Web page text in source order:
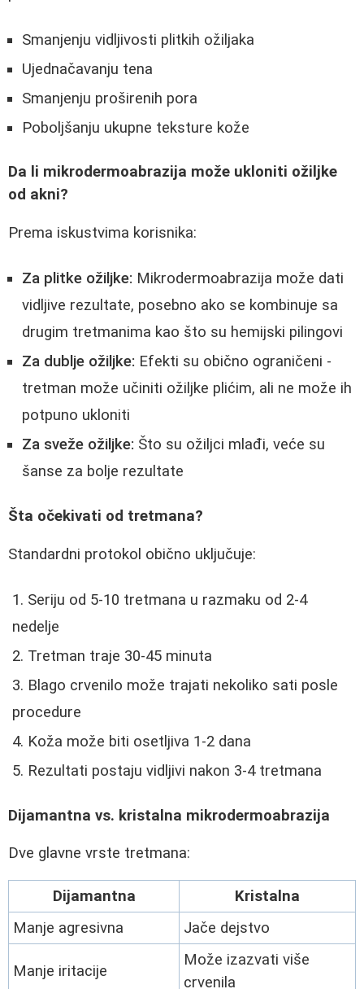
Smanjenju vidljivosti plitkih ožiljaka
Ujednačavanju tena
Smanjenju proširenih pora
Poboljšanju ukupne teksture kože
Da li mikrodermoabrazija može ukloniti ožiljke
od akni?
Prema iskustvima korisnika:
Za plitke ožiljke: Mikrodermoabrazija može dati
vidljive rezultate, posebno ako se kombinuje sa
drugim tretmanima kao što su hemijski pilingovi
Za dublje ožiljke: Efekti su obično ograničeni -
tretman može učiniti ožiljke plićim, ali ne može ih
potpuno ukloniti
Za sveže ožiljke: Što su ožiljci mlađi, veće su
šanse za bolje rezultate
Šta očekivati od tretmana?
Standardni protokol obično uključuje:
Seriju od 5-10 tretmana u razmaku od 2-4
nedelje
Tretman traje 30-45 minuta
Blago crvenilo može trajati nekoliko sati posle
procedure
Koža može biti osetljiva 1-2 dana
Rezultati postaju vidljivi nakon 3-4 tretmana
Dijamantna vs. kristalna mikrodermoabrazija
Dve glavne vrste tretmana:
Dijamantna
Kristalna
Manje agresivna
Jače dejstvo
Manje iritacije
Može izazvati više
crvenila